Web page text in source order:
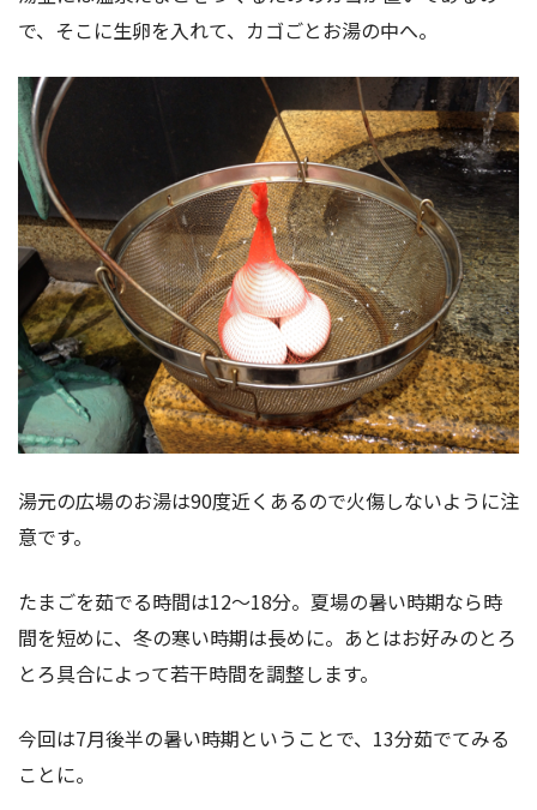
で、そこに生卵を入れて、カゴごとお湯の中へ。
湯元の広場のお湯は90度近くあるので火傷しないように注
意です。
たまごを茹でる時間は12〜18分。夏場の暑い時期なら時
間を短めに、冬の寒い時期は長めに。あとはお好みのとろ
とろ具合によって若干時間を調整します。
今回は7月後半の暑い時期ということで、13分茹でてみる
ことに。